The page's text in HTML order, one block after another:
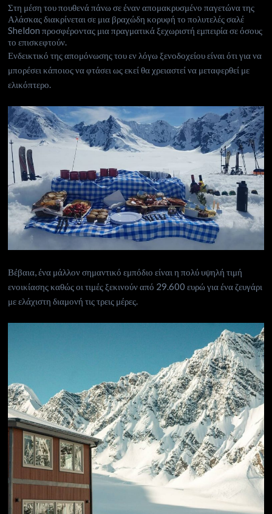
Στη μέση του πουθενά πάνω σε έναν απομακρυσμένο παγετώνα της
Αλάσκας διακρίνεται σε μια βραχώδη κορυφή το πολυτελές σαλέ
Sheldon προσφέροντας μια πραγματικά ξεχωριστή εμπειρία σε όσους
το επισκεφτούν.
Ενδεικτικό της απομόνωσης του εν λόγω ξενοδοχείου είναι ότι για να
μπορέσει κάποιος να φτάσει ως εκεί θα χρειαστεί να μεταφερθεί με
ελικόπτερο.
Βέβαια, ένα μάλλον σημαντικό εμπόδιο είναι η πολύ υψηλή τιμή
ενοικίασης καθώς οι τιμές ξεκινούν από 29.600 ευρώ για ένα ζευγάρι
με ελάχιστη διαμονή τις τρεις μέρες.